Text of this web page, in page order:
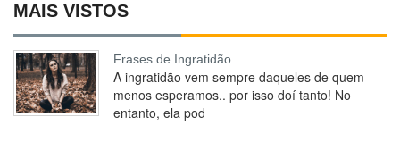
MAIS VISTOS
Frases de Ingratidão
A ingratidão vem sempre daqueles de quem
menos esperamos.. por isso doí tanto! No
entanto, ela pod